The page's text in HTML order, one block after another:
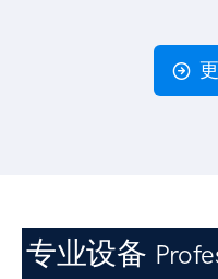
专业设备